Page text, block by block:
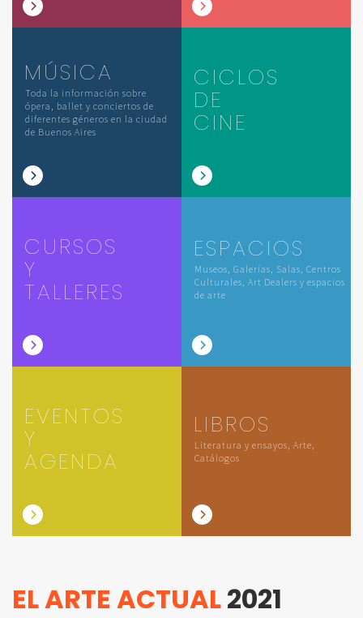
MÚSICA
Toda la información sobre
ópera, ballet y conciertos de
diferentes géneros en la ciudad
de Buenos Aires
CICLOS
DE
CINE
CURSOS
Y
TALLERES
ESPACIOS
Museos, Galerías, Salas, Centros
Culturales, Art Dealers y espacios
de arte
EVENTOS
Y
AGENDA
LIBROS
Literatura y ensayos, Arte,
Catálogos
EL ARTE ACTUAL2021